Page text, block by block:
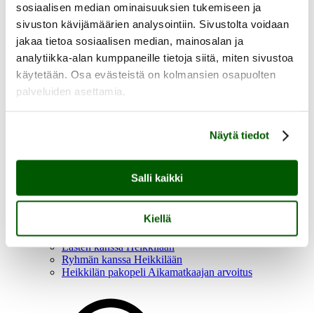
sosiaalisen median ominaisuuksien tukemiseen ja
sivuston kävijämäärien analysointiin. Sivustolta voidaan
jakaa tietoa sosiaalisen median, mainosalan ja
analytiikka-alan kumppaneille tietoja siitä, miten sivustoa
käytetään. Osa evästeistä on kolmansien osapuolten
palveluiden asettamia.
Näytä tiedot
Salli kaikki
Kiellä
Yhteystiedot
Medialle
Sinkan vapaaehtoiset
Heikkilän museoalue
Heikkilän museoalue
Aukioloajat, saapuminen ja esteettömyys
Tutustu Heikkilän museoalueeseen
Lasten kanssa Heikkilään
Ryhmän kanssa Heikkilään
Heikkilän pakopeli Aikamatkaajan arvoitus